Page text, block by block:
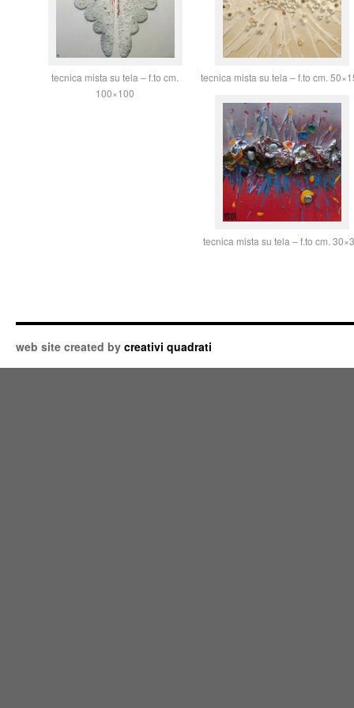
tecnica mista su tela – f.to cm.
100×100
tecnica mista su tela – f.to cm.
tecnica mista su tela – f.to cm.
web site created by creativi quadrati